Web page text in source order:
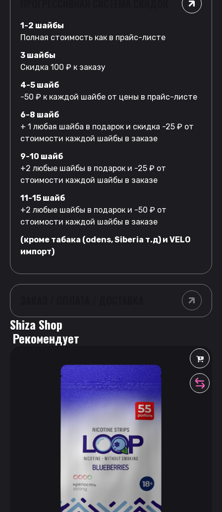
1-2 шайбы
Полная стоимость как в прайс-листе
3 шайбы
Скидка 100 ₽ к заказу
4-5 шайб
-50 ₽ к каждой шайбе от цены в прайс-листе
6-8 шайб
+ 1 любая шайба в подарок и скидка -25 ₽ от
стоимости каждой шайбы в заказе
9-10 шайб
+2 любые шайбы в подарок и -25 ₽ от
стоимости каждой шайбы в заказе
11-15 шайб
+2 любые шайбы в подарок и -50 ₽ от
стоимости каждой шайбы в заказе
(кроме табака (odens, Siberia т.д) и VELO
импорт)
Shiza Shop
Рекомендует